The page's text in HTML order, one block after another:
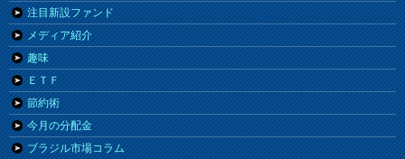
注目新設ファンド
メディア紹介
趣味
ＥＴＦ
節約術
今月の分配金
ブラジル市場コラム